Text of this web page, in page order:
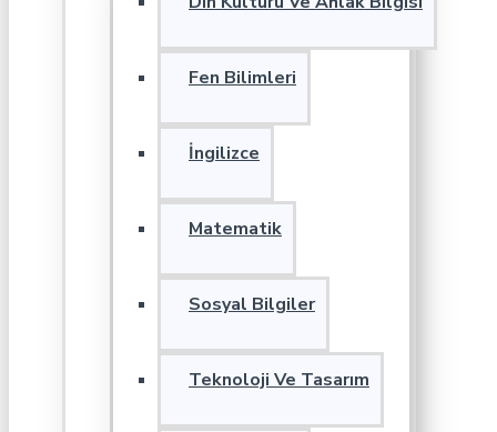
Fen Bilimleri
İngilizce
Matematik
Sosyal Bilgiler
Teknoloji Ve Tasarım